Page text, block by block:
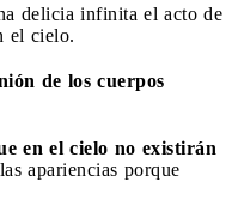
delicia infinita el acto de
el cielo.
de los cuerpos
en el cielo no existirán
apariencias porque